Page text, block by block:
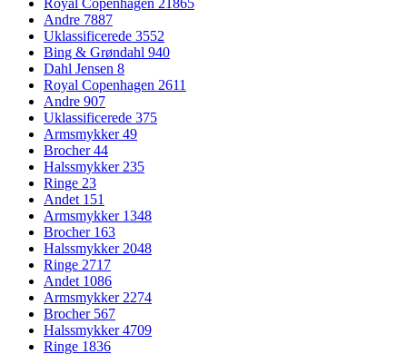
Royal Copenhagen 21865
Andre 7887
Uklassificerede 3552
Bing & Grøndahl 940
Dahl Jensen 8
Royal Copenhagen 2611
Andre 907
Uklassificerede 375
Armsmykker49
Brocher44
Halssmykker235
Ringe 23
Andet 151
Armsmykker 1348
Brocher 163
Halssmykker2048
Ringe 2717
Andet 1086
Armsmykker2274
Brocher 567
Halssmykker4709
Ringe 1836